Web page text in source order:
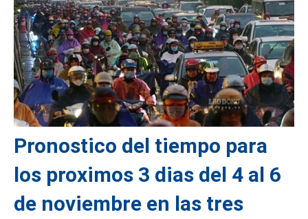
Pronostico del tiempo para
los proximos 3 dias del 4 al 6
de noviembre en las tres